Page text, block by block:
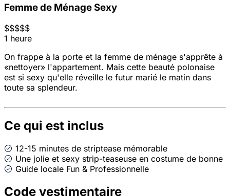
Femme de Ménage Sexy
$$$$$
1 heure
On frappe à la porte et la femme de ménage s'apprête à
«nettoyer» l'appartement. Mais cette beauté polonaise
est si sexy qu'elle réveille le futur marié le matin dans
toute sa splendeur.
Ce qui est inclus
12-15 minutes de striptease mémorable
Une jolie et sexy strip-teaseuse en costume de bonne
Guide locale Fun & Professionnelle
Code vestimentaire